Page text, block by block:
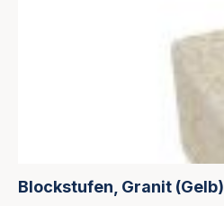
Blockstufen, Granit (Gelb)